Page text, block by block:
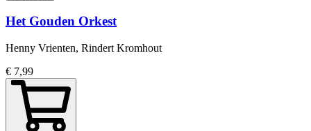
Het Gouden Orkest
Henny Vrienten, Rindert Kromhout
€ 7,99